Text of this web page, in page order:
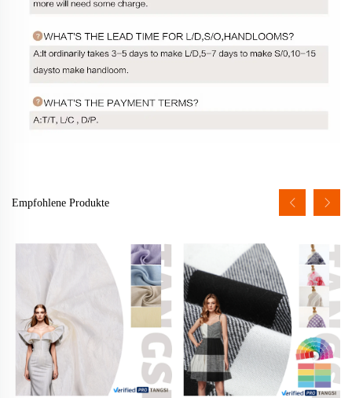
Empfohlene Produkte